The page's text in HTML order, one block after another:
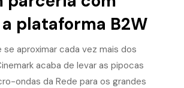
plataforma B2W
aproximar cada vez mais dos
acaba de levar as pipocas
ondas da Rede para os grandes